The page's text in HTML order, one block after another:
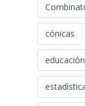
cónicas
educación